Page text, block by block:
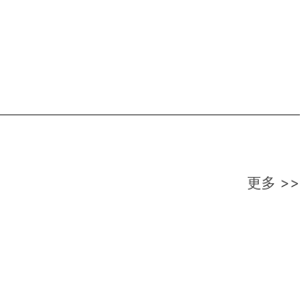
更多 >>